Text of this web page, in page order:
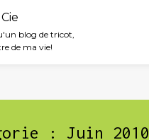
blog de tricot,
de ma vie!
: Juin 2010